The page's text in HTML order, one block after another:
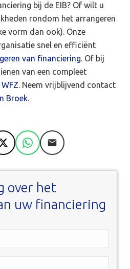
bij de EIB? Of wilt u
rondom het arrangeren
vorm dan ook). Onze
snel en efficiënt
van financiering. Of bij
van een compleet
. Neem vrijblijvend contact
Broek.
X WhatsApp
E-mail
over het
uw financiering